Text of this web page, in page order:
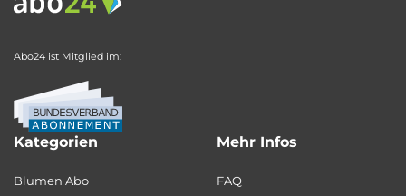
Abo24 ist Mitglied im:
Kategorien
Blumen Abo
Mehr Infos
FAQ